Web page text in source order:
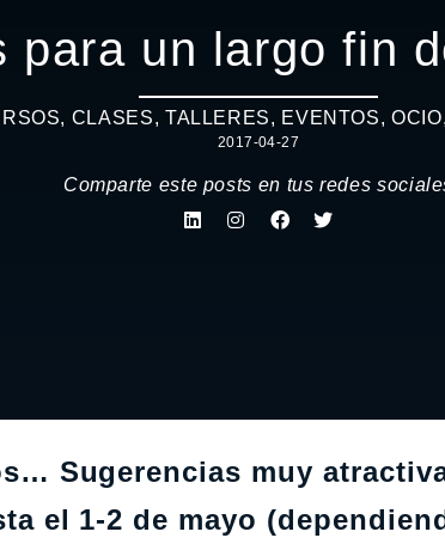
para un largo fin
CLASES, TALLERES, EVENTOS,OCIO,
2017-04-27
Comparte este posts en tus redes
Sugerencias muy
el 1-2 de mayo